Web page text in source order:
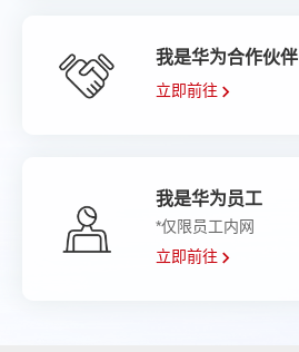
我是华为合作伙伴
立即前往
我是华为员工
*仅限员工内网
立即前往